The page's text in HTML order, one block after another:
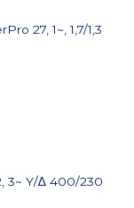
27, 1~, 1,7/1,3
3~ Y/∆ 400/230